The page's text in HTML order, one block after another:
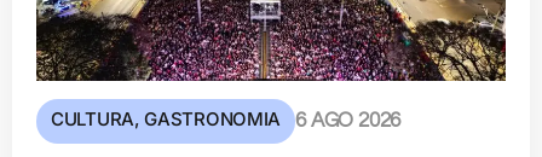
CULTURA,GASTRONOMIA 6 AGO 2026